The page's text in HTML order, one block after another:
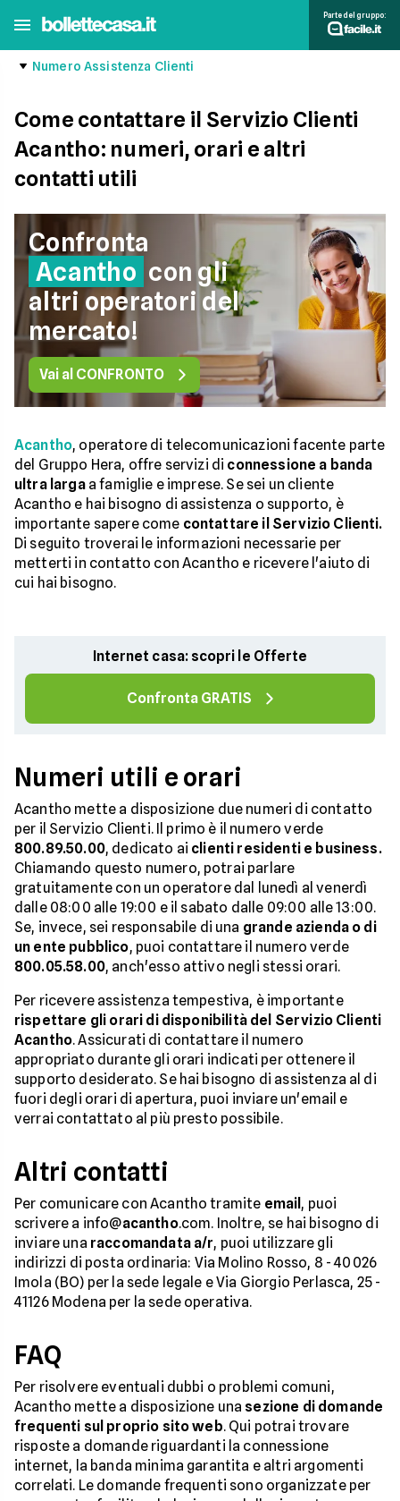
Parte del gruppo:
Numero Assistenza Clienti
Come contattare il Servizio Clienti
Acantho: numeri, orari e altri
contatti utili
Confronta
Acantho con gli
altri operatori del
mercato!
Vai al CONFRONTO
Acantho, operatore di telecomunicazioni facente parte
del Gruppo Hera, offre servizi di connessione a banda
ultra largaa famiglie e imprese. Se sei un cliente
Acantho e hai bisogno di assistenza o supporto, è
importante sapere come contattare il Servizio Clienti.
Di seguito troverai le informazioni necessarie per
metterti in contatto con Acantho e ricevere l'aiuto di
cui hai bisogno.
Internet casa: scopri le Offerte
Confronta GRATIS
Numeri utili e orari
Acantho mette a disposizione due numeri di contatto
per il Servizio Clienti. Il primo è il numero verde
800.89.50.00, dedicato ai clienti residenti e business.
Chiamando questo numero, potrai parlare
gratuitamente con un operatore dal lunedì al venerdì
dalle 08:00 alle 19:00 e il sabato dalle 09:00 alle 13:00.
Se, invece, sei responsabile di una grande azienda o di
un ente pubblico, puoi contattare il numero verde
800.05.58.00, anch'esso attivo negli stessi orari.
Per ricevere assistenza tempestiva, è importante
rispettare gli orari di disponibilità del Servizio Clienti
Acantho. Assicurati di contattare il numero
appropriato durante gli orari indicati per ottenere il
supporto desiderato. Se hai bisogno di assistenza al di
fuori degli orari di apertura, puoi inviare un'email e
verrai contattato al più presto possibile.
Altri contatti
Per comunicare con Acantho tramite email , puoi
scrivere a info@acantho.com. Inoltre, se hai bisogno di
inviare una raccomandata a/r, puoi utilizzare gli
indirizzi di posta ordinaria: Via Molino Rosso, 8 - 40026
Imola (BO) per la sede legale e Via Giorgio Perlasca, 25 -
41126 Modena per la sede operativa.
FAQ
Per risolvere eventuali dubbi o problemi comuni,
Acantho mette a disposizione una sezione di domande
frequenti sul proprio sito web. Qui potrai trovare
risposte a domande riguardanti la connessione
internet, la banda minima garantita e altri argomenti
correlati. Le domande frequenti sono organizzate per